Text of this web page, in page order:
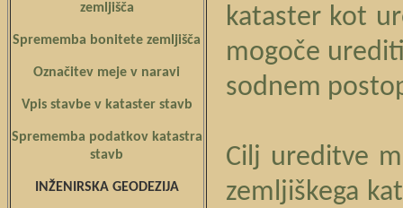
zemljišča
Sprememba bonitete zemljišča
Označitev meje v naravi
Vpis stavbe v kataster stavb
Sprememba podatkov katastra
stavb
INŽENIRSKA GEODEZIJA
kataster kot
mogoče
sodnem
Cilj ureditve
zemljiškega